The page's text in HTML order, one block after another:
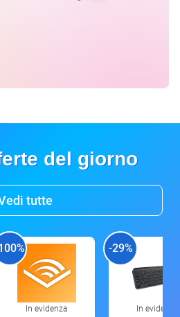
del giorno
tutte
In evidenza
-29%
In evidenza